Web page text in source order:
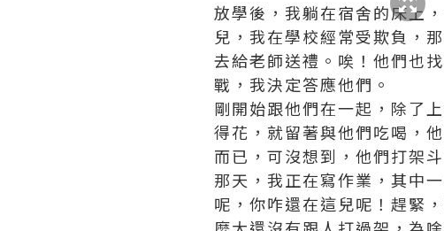
放學後，我躺在宿舍的床上
兒，我在學校經常受欺負，
去給老師送禮。唉！他們也
戰，我決定答應他們。
剛開始跟他們在一起，除了
得花，就留著與他們吃喝，
而已，可沒想到，他們打架
那天，我正在寫作業，其中
呢，你咋還在這兒呢！趕緊